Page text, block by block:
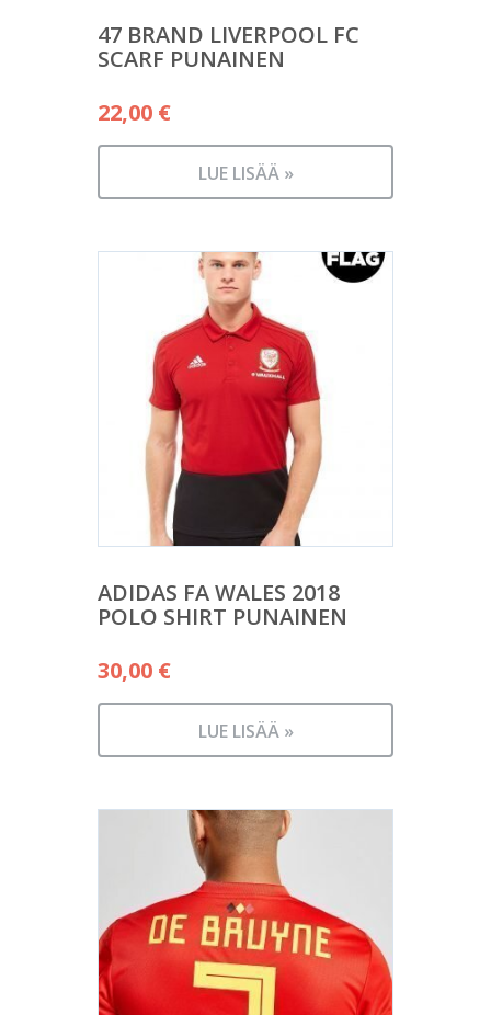
47 BRAND LIVERPOOL FC
SCARF PUNAINEN
22,00 €
LUE LISÄÄ »
ADIDAS FA WALES 2018
POLO SHIRT PUNAINEN
30,00 €
LUE LISÄÄ »